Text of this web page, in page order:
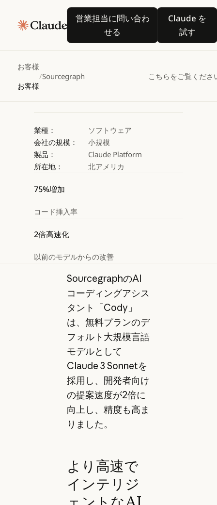
営業担当に問い合わ
せる
営業担当に問い合わせる
Claude を
試す
Claude
お客様
お客様
/Sourcegraph こちらをご覧くださ
Sourcegraph、
Claudeを活用してAI搭
Claude を試す
業種：
ソフトウェア
会社の規模：
小規模
製品：
Claude Platform
所在地：
北アメリカ
75%増加
コード挿入率
2倍高速化
以前のモデルからの改善
SourcegraphのAI
コーディングアシス
タント「Cody」
は、無料プランのデ
フォルト大規模言語
モデルとして
Claude 3 Sonnetを
採用し、開発者向け
の提案速度が2倍に
向上し、精度も高ま
りました。
より高速で
インテリジ